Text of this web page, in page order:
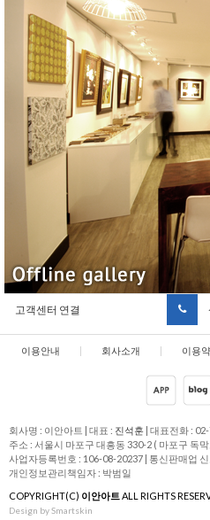
고객센터 연결
이용안내 | 회사소개 | 이용
회사명 : 이안아트 | 대표 : 진석훈 | 대표전화 :
주소 : 서울시 마포구 대흥동 330-2 ( 마포구 독
사업자등록번호 : 106-08-20237 | 통신판매업
개인정보관리책임자 : 박범일
COPYRIGHT(C) 이안아트 ALL RIGHTS